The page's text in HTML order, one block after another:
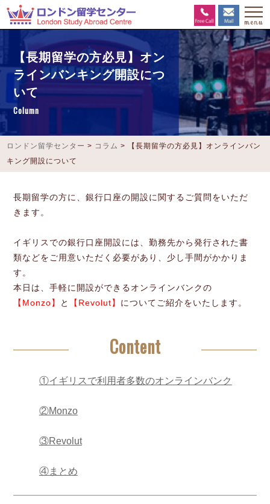
【長期留学の方必見】オン
ラインバンキング開設につ
いて
Column
ロンドン留学センター > コラム >
【長期留学の方必見】オンラインバン
キング開設について
長期留学の方に、銀行口座の開設に関するご質問をいただ
きます。
イギリスでの銀行口座開設には、勤務先から発行された書
類などをご用意いただく必要があり、少し手間がかかりま
す。
本日は、手軽に開設ができるオンラインバンクの
【Monzo】 と 【Revolut】 についてご紹介をいたします。
Content
①イギリスで利用者多数のオンラインバンク
②Monzo
③Revolut
④まとめ